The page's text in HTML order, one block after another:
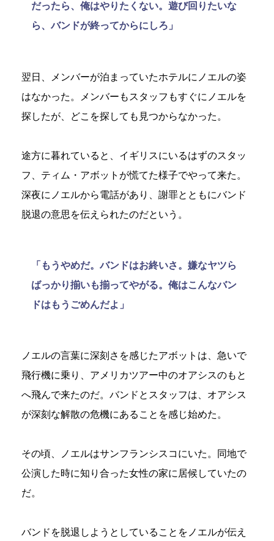
だったら、俺はやりたくない。遊び回りたいな
ら、バンドが終ってからにしろ」
翌日、メンバーが泊まっていたホテルにノエルの姿
はなかった。メンバーもスタッフもすぐにノエルを
探したが、どこを探しても見つからなかった。
途方に暮れていると、イギリスにいるはずのスタッ
フ、ティム・アボットが慌てた様子でやって来た。
深夜にノエルから電話があり、謝罪とともにバンド
脱退の意思を伝えられたのだという。
「もうやめだ。バンドはお終いさ。嫌なヤツら
ばっかり揃いも揃ってやがる。俺はこんなバン
ドはもうごめんだよ」
ノエルの言葉に深刻さを感じたアボットは、急いで
飛行機に乗り、アメリカツアー中のオアシスのもと
へ飛んで来たのだ。バンドとスタッフは、オアシス
が深刻な解散の危機にあることを感じ始めた。
その頃、ノエルはサンフランシスコにいた。同地で
公演した時に知り合った女性の家に居候していたの
だ。
バンドを脱退しようとしていることをノエルが伝え